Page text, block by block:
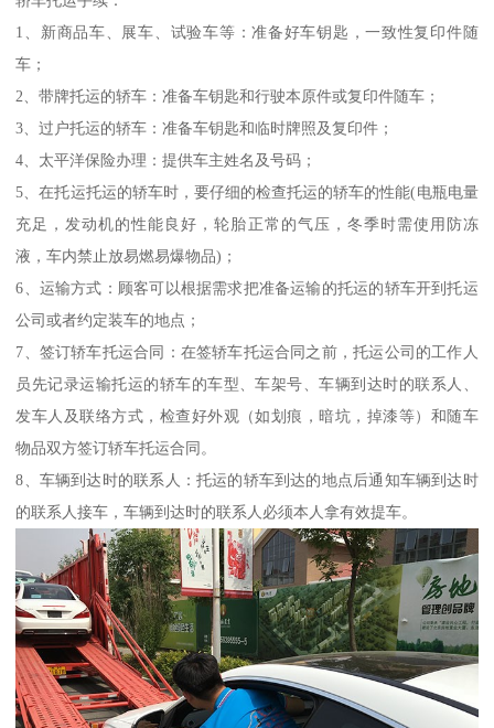
1、新商品车、展车、试验车等：准备好车钥匙，一致性复印件随
车；
2、带牌托运的轿车：准备车钥匙和行驶本原件或复印件随车；
3、过户托运的轿车：准备车钥匙和临时牌照及复印件；
4、太平洋保险办理：提供车主姓名及号码；
5、在托运托运的轿车时，要仔细的检查托运的轿车的性能(电瓶电量
充足，发动机的性能良好，轮胎正常的气压，冬季时需使用防冻
液，车内禁止放易燃易爆物品)；
6、运输方式：顾客可以根据需求把准备运输的托运的轿车开到托运
公司或者约定装车的地点；
7、签订轿车托运合同：在签轿车托运合同之前，托运公司的工作人
员先记录运输托运的轿车的车型、车架号、车辆到达时的联系人、
发车人及联络方式，检查好外观（如划痕，暗坑，掉漆等）和随车
物品双方签订轿车托运合同。
8、车辆到达时的联系人：托运的轿车到达的地点后通知车辆到达时
的联系人接车，车辆到达时的联系人必须本人拿有效提车。